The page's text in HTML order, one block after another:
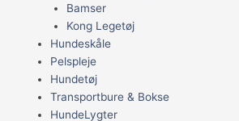
Bamser
Kong Legetøj
Hundeskåle
Pelspleje
Hundetøj
Transportbure & Bokse
HundeLygter